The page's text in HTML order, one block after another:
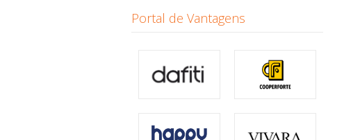
Portal de Vantagens